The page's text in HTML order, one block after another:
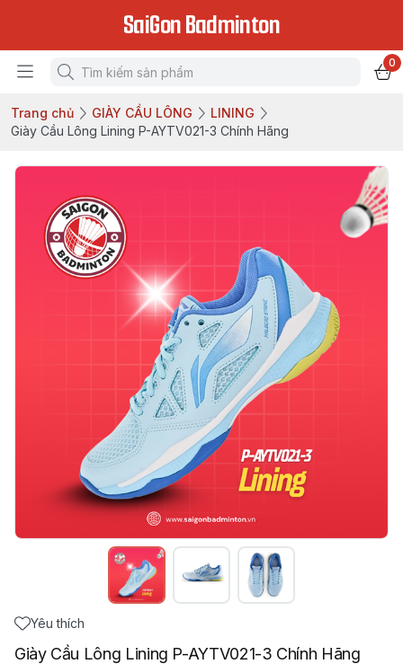
SaiGon Badminton
0
Trang chủ GIÀY CẦU LÔNG
LINING
Giày Cầu Lông Lining P-AYTV021-3 Chính Hãng
Yêu thích
Giày Cầu Lông Lining P-AYTV021-3 Chính Hãng